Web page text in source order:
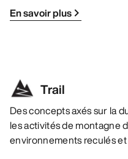
En savoir plus
Trail
Des concepts axés sur la
les activités de montagne
environnements reculés